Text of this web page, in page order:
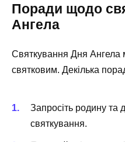
Поради щодо
Ангела
Святкування Дня Ангела
святковим. Декілька
Запросіть родину та
святкування.